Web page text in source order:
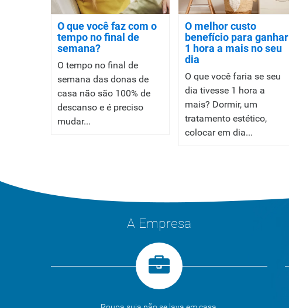
O que você faz com o
tempo no final de
semana?
O tempo no final de
semana das donas de
casa não são 100% de
descanso e é preciso
mudar...
O melhor custo
benefício para ganhar
1 hora a mais no seu
dia
O que você faria se seu
dia tivesse 1 hora a
mais? Dormir, um
tratamento estético,
colocar em dia...
A Empresa